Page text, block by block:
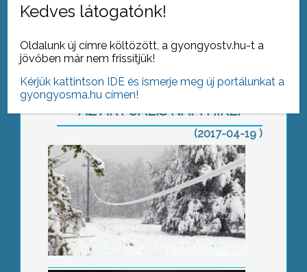
mennyibe kerül különböző
AZ AKTUÁLIS NAPI HÍREI
(2017-04-19 )
Káosz a Mátrában
Nemzeti konzultáció
Kedves látogatónk!
Oldalunk új címre költözött, a gyongyostv.hu-t a
jövőben már nem frissítjük!
Kérjük kattintson IDE és ismerje meg új portálunkat a
gyongyosma.hu címen!